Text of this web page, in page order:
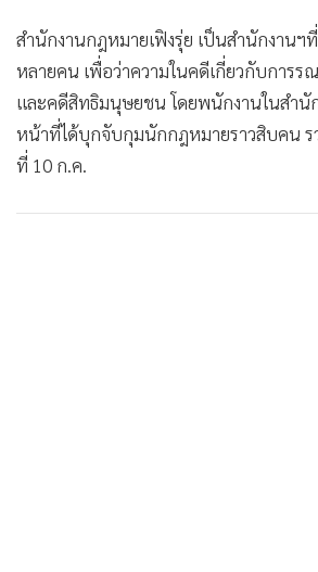
สำนักงานกฎหมายเฟิงรุ่ย เป็นสำนักงานฯ
หลายคน เพื่อว่าความในคดีเกี่ยวกับการร
และคดีสิทธิมนุษยชน โดยพนักงานในสำนัก
หน้าที่ได้บุกจับกุมนักกฎหมายราวสิบคน ร
ที่ 10 ก.ค.